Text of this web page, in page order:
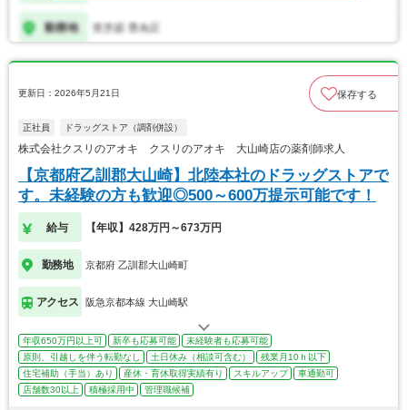
更新日：2026年5月21日 保存する
正社員 ドラッグストア（調剤併設）
株式会社クスリのアオキ クスリのアオキ 大山崎店の薬剤師求人
【京都府乙訓郡大山崎】北陸本社のドラッグストアで
す。未経験の方も歓迎◎500～600万提示可能です！
給与 【年収】428万円～673万円
勤務地 京都府 乙訓郡大山崎町
アクセス 阪急京都本線 大山崎駅
年収650万円以上可 新卒も応募可能
未経験者も応募可能
原則、引越しを伴う転勤なし
土日休み（相談可含む）
残業月10ｈ以下
住宅補助（手当）あり
産休・育休取得実績有り スキルアップ
車通勤可
店舗数30以上
積極採用中 管理職候補